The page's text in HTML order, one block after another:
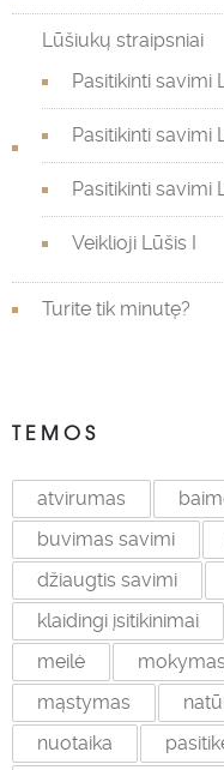
Lūšiukų straipsniai
Pasitikinti savimi
Pasitikinti savimi
Pasitikinti savimi
Veiklioji Lūšis I
Turite tik minutę?
TEMOS
atvirumas
buvimas savimi
džiaugtis savimi
klaidingi įsitikinimai
meilė
mąstymas
nuotaika